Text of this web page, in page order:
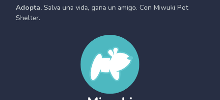
Adopta. Salva una vida, gana un amigo. Con Miwuki Pet
Shelter.